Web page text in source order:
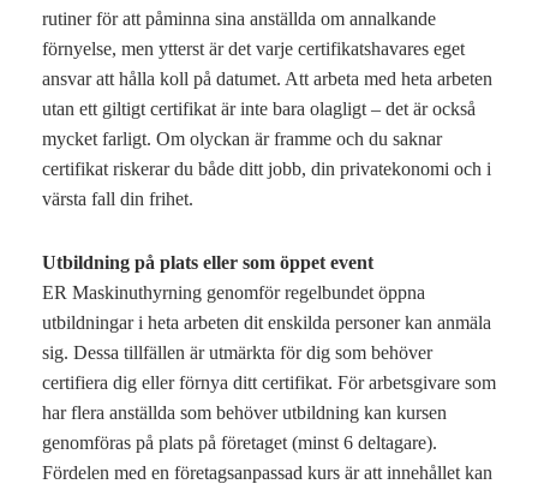
rutiner för att påminna sina anställda om annalkande
förnyelse, men ytterst är det varje certifikatshavares eget
ansvar att hålla koll på datumet. Att arbeta med heta arbeten
utan ett giltigt certifikat är inte bara olagligt – det är också
mycket farligt. Om olyckan är framme och du saknar
certifikat riskerar du både ditt jobb, din privatekonomi och i
värsta fall din frihet.
Utbildning på plats eller som öppet event
ER Maskinuthyrning genomför regelbundet öppna
utbildningar i heta arbeten dit enskilda personer kan anmäla
sig. Dessa tillfällen är utmärkta för dig som behöver
certifiera dig eller förnya ditt certifikat. För arbetsgivare som
har flera anställda som behöver utbildning kan kursen
genomföras på plats på företaget (minst 6 deltagare).
Fördelen med en företagsanpassad kurs är att innehållet kan